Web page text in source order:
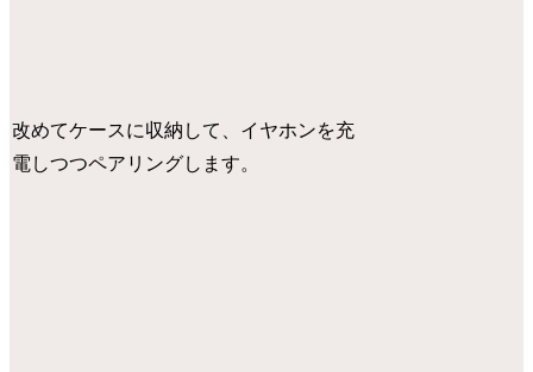
改めてケースに収納して、イヤホンを充
電しつつペアリングします。